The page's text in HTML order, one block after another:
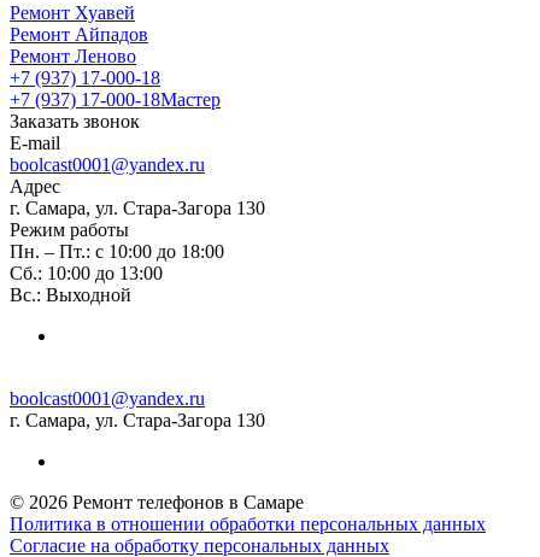
Ремонт Хуавей
Ремонт Айпадов
Ремонт Леново
+7 (937) 17-000-18
+7 (937) 17-000-18Мастер
Заказать звонок
E-mail
boolcast0001@yandex.ru
Адрес
г. Самара, ул. Стара-Загора 130
Режим работы
Пн. – Пт.: с 10:00 до 18:00
Сб.: 10:00 до 13:00
Вс.: Выходной
boolcast0001@yandex.ru
г. Самара, ул. Стара-Загора 130
© 2026 Ремонт телефонов в Самаре
Политика в отношении обработки персональных данных
Согласие на обработку персональных данных